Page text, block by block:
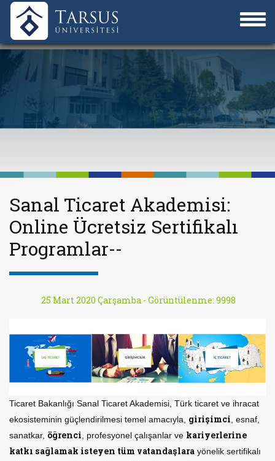
Sanal Ticaret Akademisi:
Online Ücretsiz Sertifikalı
Programlar--
25 Mart 2020 Çarşamba - Görüntülenme: 9998
Ticaret Bakanlığı Sanal Ticaret Akademisi, Türk ticaret ve ihracat
ekosisteminin güçlendirilmesi temel amacıyla, girişimci , esnaf,
sanatkar, öğrenci , profesyonel çalışanlar ve kariyerlerine
katkı sağlamak isteyen tüm vatandaşlara yönelik sertifikalı